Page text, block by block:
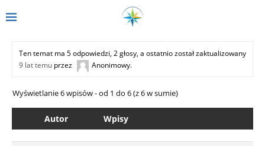
Ten temat ma 5 odpowiedzi, 2 głosy, a ostatnio został zaktualizowany
9 lat temu przez Anonimowy.
Wyświetlanie 6 wpisów - od 1 do 6 (z 6 w sumie)
Autor Wpisy